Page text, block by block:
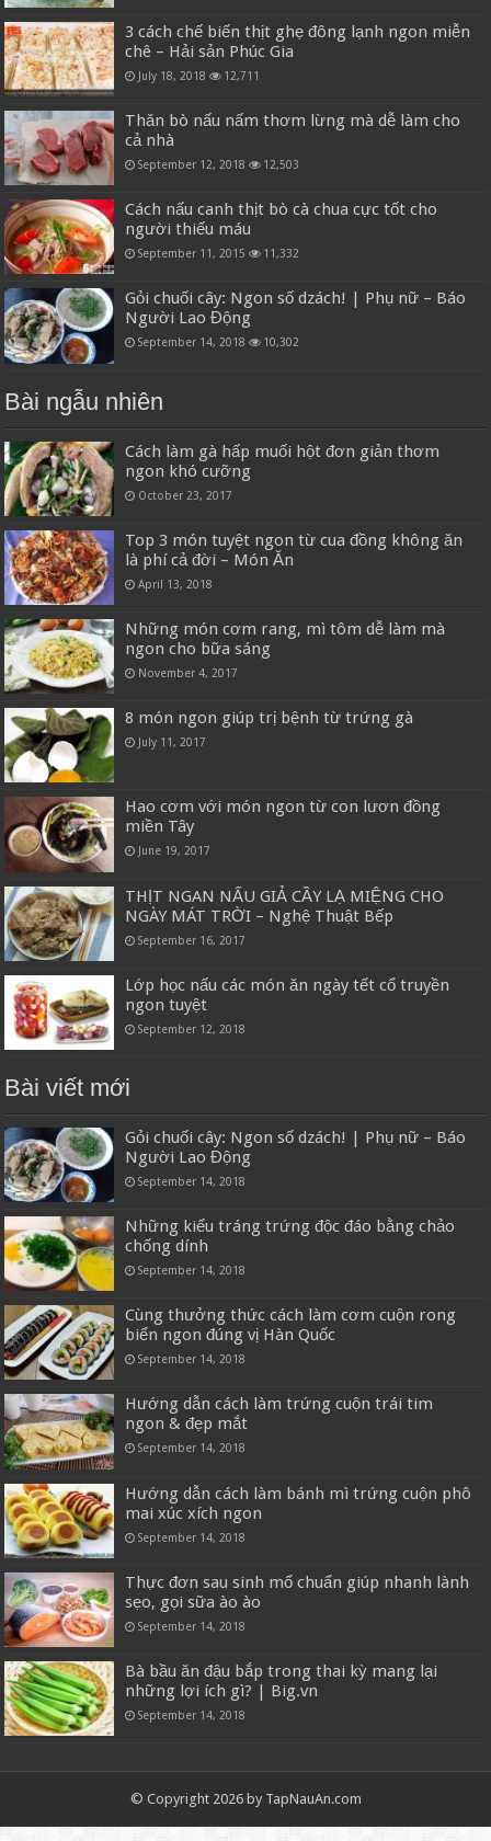
3 cách chế biến thịt ghẹ đông lạnh ngon miễn
chê – Hải sản Phúc Gia
July 18, 2018 12,711
Thăn bò nấu nấm thơm lừng mà dễ làm cho
cả nhà
September 12, 2018 12,503
Cách nấu canh thịt bò cà chua cực tốt cho
người thiếu máu
September 11, 2015 11,332
Gỏi chuối cây: Ngon số dzách! | Phụ nữ – Báo
Người Lao Động
September 14, 2018 10,302
Bài ngẫu nhiên
Cách làm gà hấp muối hột đơn giản thơm
ngon khó cưỡng
October 23, 2017
Top 3 món tuyệt ngon từ cua đồng không ăn
là phí cả đời – Món Ăn
April 13, 2018
Những món cơm rang, mì tôm dễ làm mà
ngon cho bữa sáng
November 4, 2017
8 món ngon giúp trị bệnh từ trứng gà
July 11, 2017
Hao cơm với món ngon từ con lươn đồng
miền Tây
June 19, 2017
THỊT NGAN NẤU GIẢ CẦY LẠ MIỆNG CHO
NGÀY MÁT TRỜI – Nghệ Thuật Bếp
September 16, 2017
Lớp học nấu các món ăn ngày tết cổ truyền
ngon tuyệt
September 12, 2018
Bài viết mới
Gỏi chuối cây: Ngon số dzách! | Phụ nữ – Báo
Người Lao Động
September 14, 2018
Những kiểu tráng trứng độc đáo bằng chảo
chống dính
September 14, 2018
Cùng thưởng thức cách làm cơm cuộn rong
biển ngon đúng vị Hàn Quốc
September 14, 2018
Hướng dẫn cách làm trứng cuộn trái tim
ngon & đẹp mắt
September 14, 2018
Hướng dẫn cách làm bánh mì trứng cuộn phô
mai xúc xích ngon
September 14, 2018
Thực đơn sau sinh mổ chuẩn giúp nhanh lành
sẹo, gọi sữa ào ào
September 14, 2018
Bà bầu ăn đậu bắp trong thai kỳ mang lại
những lợi ích gì? | Big.vn
September 14, 2018
© Copyright 2026 by TapNauAn.com